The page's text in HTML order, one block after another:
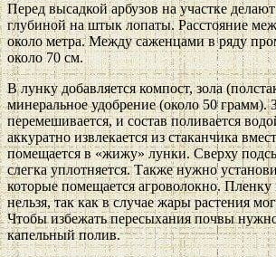
Перед высадкой арбузов на участке
глубиной на штык лопаты. Расстояние
около метра. Между саженцами в ряду
около 70 см.
В лунку добавляется компост, зола
минеральное удобрение (около 50 грамм).
перемешивается, и состав поливается
аккуратно извлекается из стаканчика
помещается в «жижу» лунки. Сверху
слегка уплотняется. Также нужно
которые помещается агроволокно. Пленку
нельзя, так как в случае жары растения
Чтобы избежать пересыхания почвы
капельный полив.